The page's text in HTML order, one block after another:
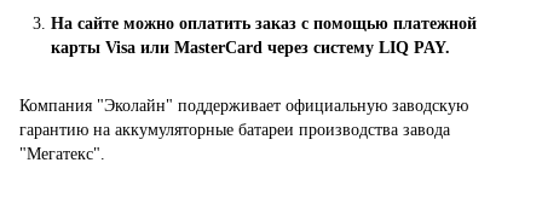
На сайте можно оплатить заказ с помощью платежной
карты Visa или MasterCard через систему LIQ PAY.
Компания "Эколайн" поддерживает официальную заводскую
гарантию на аккумуляторные батареи производства завода
"Мегатекс".